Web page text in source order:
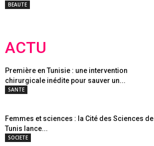
BEAUTE
ACTU
Première en Tunisie : une intervention
chirurgicale inédite pour sauver un...
SANTE
Femmes et sciences : la Cité des Sciences de
Tunis lance...
SOCIETE